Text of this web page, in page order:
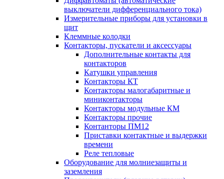
выключатели дифференциального тока)
Измерительные приборы для установки в
щит
Клеммные колодки
Контакторы, пускатели и аксессуары
Дополнительные контакты для
контакторов
Катушки управления
Контакторы КТ
Контакторы малогабаритные и
миниконтакторы
Контакторы модульные КМ
Контакторы прочие
Контанторы ПМ12
Приставки контактные и выдержки
времени
Реле тепловые
Оборудование для молниезащиты и
заземления